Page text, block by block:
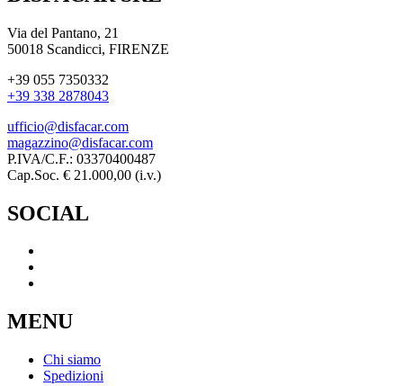
Via del Pantano, 21
50018 Scandicci, FIRENZE
+39 055 7350332
+39 338 2878043
ufficio@disfacar.com
magazzino@disfacar.com
P.IVA/C.F.: 03370400487
Cap.Soc. € 21.000,00 (i.v.)
SOCIAL
MENU
Chi siamo
Spedizioni